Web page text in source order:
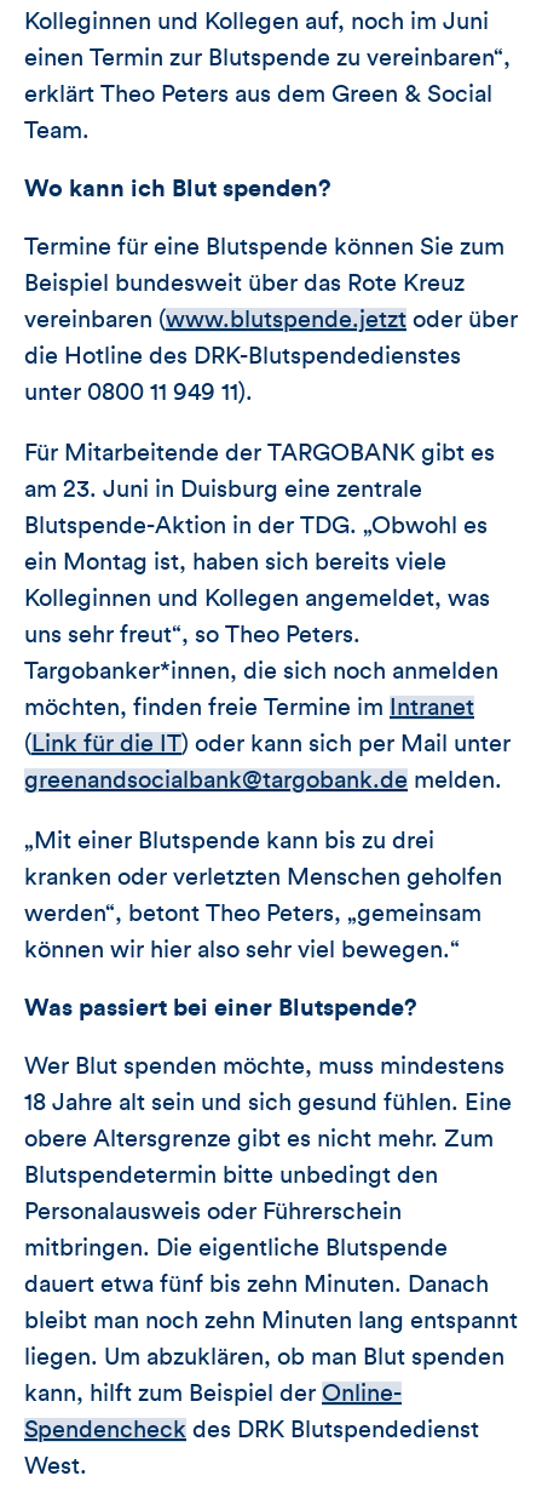
Kolleginnen und Kollegen auf, noch im Juni
einen Termin zur Blutspende zu vereinbaren“,
erklärt Theo Peters aus dem Green & Social
Team.
Wo kann ich Blut spenden?
Termine für eine Blutspende können Sie zum
Beispiel bundesweit über das Rote Kreuz
vereinbaren (www.blutspende.jetzt oder über
die Hotline des DRK-Blutspendedienstes
unter 0800 11 949 11).
Für Mitarbeitende der TARGOBANK gibt es
am 23. Juni in Duisburg eine zentrale
Blutspende-Aktion in der TDG. „Obwohl es
ein Montag ist, haben sich bereits viele
Kolleginnen und Kollegen angemeldet, was
uns sehr freut“, so Theo Peters.
Targobanker*innen, die sich noch anmelden
möchten, finden freie Termine im
Intranet
( Link für die IT) oder kann sich per Mail unter
greenandsocialbank@targobank.de melden.
„Mit einer Blutspende kann bis zu drei
kranken oder verletzten Menschen geholfen
werden“, betont Theo Peters, „gemeinsam
können wir hier also sehr viel bewegen.“
Was passiert bei einer Blutspende?
Wer Blut spenden möchte, muss mindestens
18 Jahre alt sein und sich gesund fühlen. Eine
obere Altersgrenze gibt es nicht mehr. Zum
Blutspendetermin bitte unbedingt den
Personalausweis oder Führerschein
mitbringen. Die eigentliche Blutspende
dauert etwa fünf bis zehn Minuten. Danach
bleibt man noch zehn Minuten lang entspannt
liegen. Um abzuklären, ob man Blut spenden
kann, hilft zum Beispiel der Online-
Spendencheck des DRK Blutspendedienst
West.